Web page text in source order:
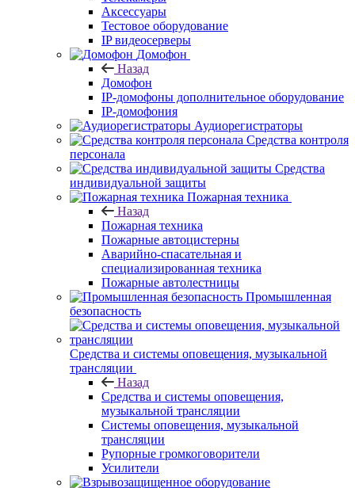
Аксессуары
Тестовое оборудование
IP видеосерверы
Домофон
Назад
Домофон
IP-домофоны дополнительное оборудование
IP-домофония
Аудиорегистраторы
Средства контроля
персонала
Средства
индивидуальной защиты
Пожарная техника
Назад
Пожарная техника
Пожарные автоцистерны
Аварийно-спасательная и
специализированная техника
Пожарные автолестницы
Промышленная
безопасность
Средства и системы оповещения, музыкальной
трансляции
Назад
Средства и системы оповещения,
музыкальной трансляции
Системы оповещения, музыкальной
трансляции
Рупорные громкоговорители
Усилители